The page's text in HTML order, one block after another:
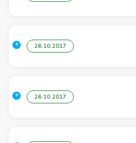
26.10.2017
26.10.2017